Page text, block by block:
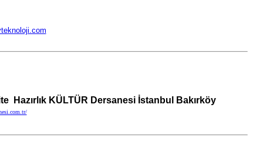
Hazırlık KÜLTÜR Dersanesi İstanbul Bakırköy